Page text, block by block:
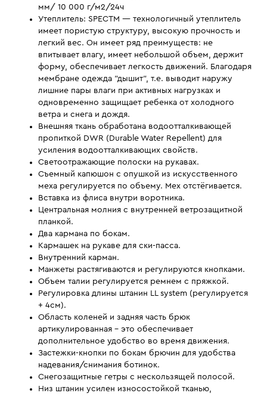
мм/ 10 000 г/м2/24ч
Утеплитель: SPECTM — технологичный утеплитель
имеет пористую структуру, высокую прочность и
легкий вес. Он имеет ряд преимуществ: не
впитывает влагу, имеет небольшой объем, держит
форму, обеспечивает легкость движений. Благодаря
мембране одежда "дышит", т.е. выводит наружу
лишние пары влаги при активных нагрузках и
одновременно защищает ребенка от холодного
ветра и снега и дождя.
Внешняя ткань обработана водоотталкивающей
пропиткой DWR (Durable Water Repellent) для
усиления водоотталкивающих свойств.
Светоотражающие полоски на рукавах.
Съемный капюшон с опушкой из искусственного
меха регулируется по объему. Мех отстёгивается.
Вставка из флиса внутри воротника.
Центральная молния с внутренней ветрозащитной
планкой.
Два кармана по бокам.
Кармашек на рукаве для ски-пасса.
Внутренний карман.
Манжеты растягиваются и регулируются кнопками.
Объем талии регулируется ремнем с пряжкой.
Регулировка длины штанин LL system (регулируется
+ 4см).
Область коленей и задняя часть брюк
артикулированная - это обеспечивает
дополнительное удобство во время движения.
Застежки-кнопки по бокам брючин для удобства
надевания/снимания ботинок.
Снегозащитные гетры с нескользящей полосой.
Низ штанин усилен износостойкой тканью,